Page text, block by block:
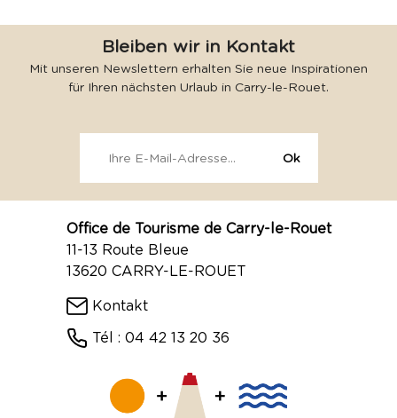
Bleiben wir in Kontakt
Mit unseren Newslettern erhalten Sie neue Inspirationen
für Ihren nächsten Urlaub in Carry-le-Rouet.
Office de Tourisme de Carry-le-Rouet
11-13 Route Bleue
13620 CARRY-LE-ROUET
Kontakt
Tél : 04 42 13 20 36